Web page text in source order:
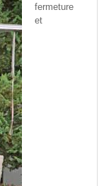
fermeture
et